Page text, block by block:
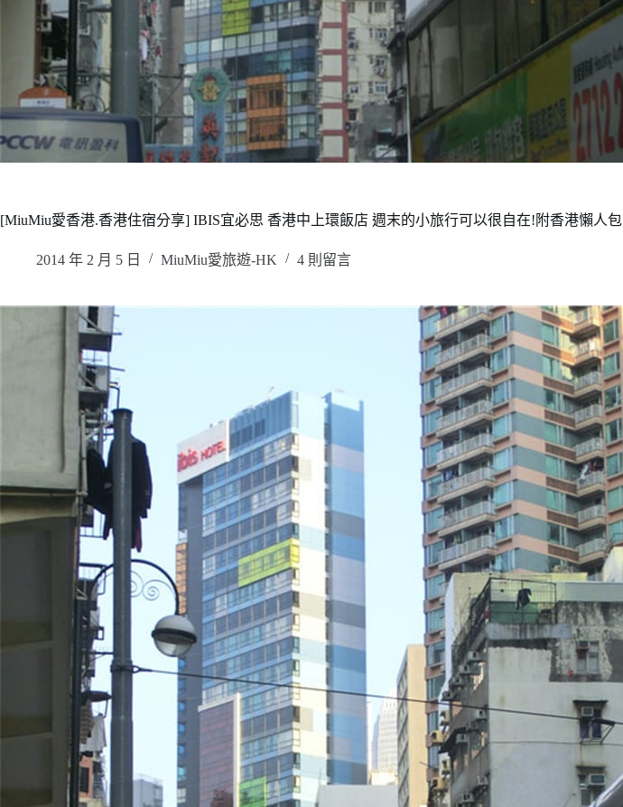
[MiuMiu愛香港.香港住宿分享] IBIS宜必思 香港中上環飯店 週末的小旅行可以很自在!附香港懶人包
2014 年 2 月 5 日 MiuMiu愛旅遊-HK 4 則留言